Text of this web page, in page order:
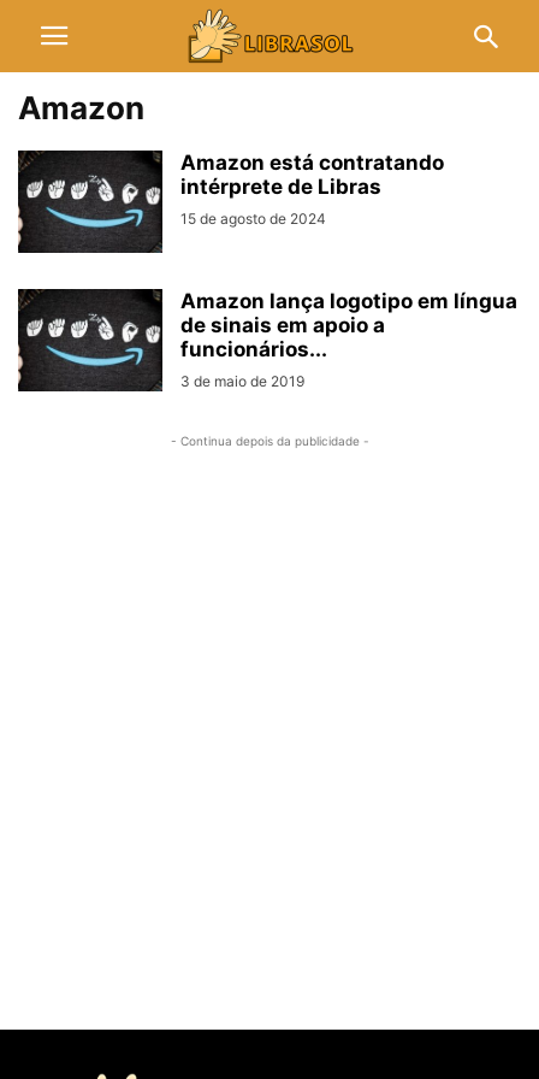
Amazon
Amazon está contratando
intérprete de Libras
15 de agosto de 2024
Amazon lança logotipo em língua
de sinais em apoio a
funcionários...
3 de maio de 2019
- Continua depois da publicidade -